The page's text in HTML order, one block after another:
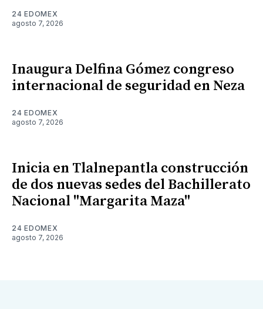
24 EDOMEX
agosto 7, 2026
Inaugura Delfina Gómez congreso
internacional de seguridad en Neza
24 EDOMEX
agosto 7, 2026
Inicia en Tlalnepantla construcción
de dos nuevas sedes del Bachillerato
Nacional "Margarita Maza"
24 EDOMEX
agosto 7, 2026